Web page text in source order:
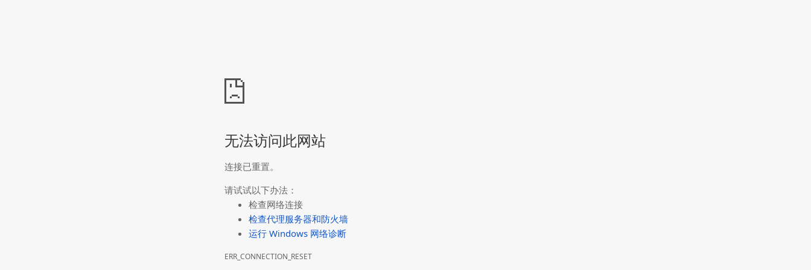
无法访问此网站
连接已重置。
请试试以下办法：
检查网络连接
检查代理服务器和防火墙
运行 Windows 网络诊断
ERR_CONNECTION_RESET